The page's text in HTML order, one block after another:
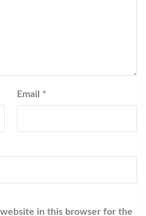
Email *
website in this browser for the